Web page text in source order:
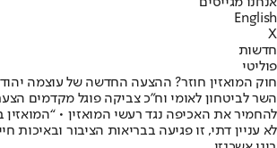
English
X
חדשות
פוליטי
חוק המואזין חוזר? ההצעה החדשה של עוצמה
השר לביטחון לאומי וח״כ צביקה פוגל מקדמים
להחמיר את האכיפה נגד רעשי המואזין • “המואזין
לא עניין דתי, זו פגיעה בבריאות הציבור ובאיכות